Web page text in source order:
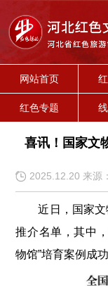
网站首页
红色专题
喜讯！国家文
2025.12.20 来源
近日，国家
推介名单，其中
物馆”培育案例成功